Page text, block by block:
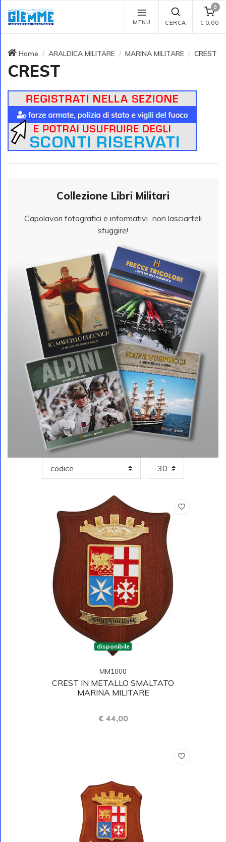
MENU CERCA
0
€ 0,00
Home ARALDICA MILITARE MARINA MILITARE CREST
CREST
Collezione Libri Militari
Capolavori fotografici e informativi...non lasciarteli
sfuggire!
disponibile
MM1000
CREST IN METALLO SMALTATO
MARINA MILITARE
€ 44,00